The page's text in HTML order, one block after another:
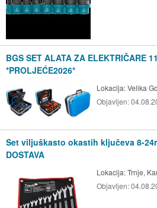
BGS SET ALATA ZA ELEKTRIČARE
*PROLJEĆE2026*
Lokacija:Velika
Objavljen:
Set viljuškasto okastih ključeva 8-
DOSTAVA
Lokacija:Trnje,
Objavljen: